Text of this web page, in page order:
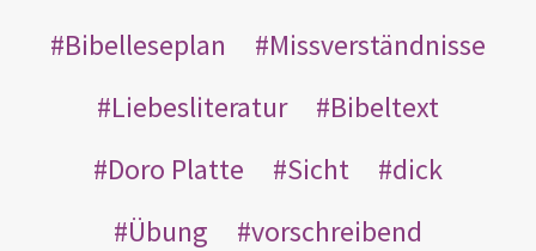
Bibelleseplan
Missverständnisse
Liebesliteratur
Bibeltext
Doro Platte
Sicht
dick
Übung
vorschreibend